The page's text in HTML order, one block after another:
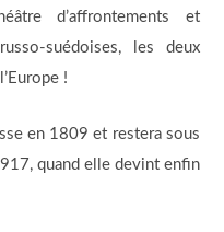
d’affrontements et
suédoises, les deux
!
en 1809 et restera sous
quand elle devint enfin